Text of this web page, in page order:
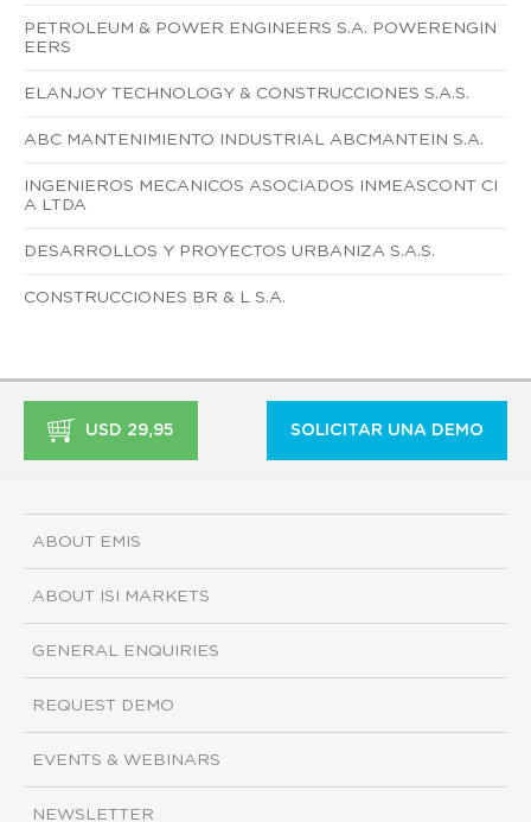
PETROLEUM & POWER ENGINEERS S.A. POWERENGIN
EERS
ELANJOY TECHNOLOGY & CONSTRUCCIONES S.A.S.
ABC MANTENIMIENTO INDUSTRIAL ABCMANTEIN S.A.
INGENIEROS MECANICOS ASOCIADOS INMEASCONT CI
A LTDA
DESARROLLOS Y PROYECTOS URBANIZA S.A.S.
CONSTRUCCIONES BR & L S.A.
USD 29,95 SOLICITAR UNA DEMO
ABOUT EMIS
ABOUT ISI MARKETS
GENERAL ENQUIRIES
REQUEST DEMO
EVENTS & WEBINARS
NEWSLETTER